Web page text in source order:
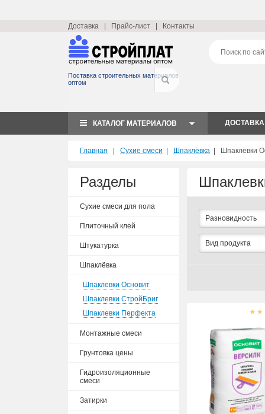
Доставка Прайс-лист Контакты
Поставка строительных материалов
оптом
КАТАЛОГ МАТЕРИАЛОВ ДОСТАВКА
Главная Сухие смеси Шпаклёвка Шпаклевки
Разделы
Сухие смеси для пола
Плиточный клей
Штукатурка
Шпаклёвка
Шпаклевки Основит
Шпаклевки СтройБриг
Шпаклевки Перфекта
Монтажные смеси
Грунтовка цены
Гидроизоляционные
смеси
Затирки
Разновидность
Вид продукта